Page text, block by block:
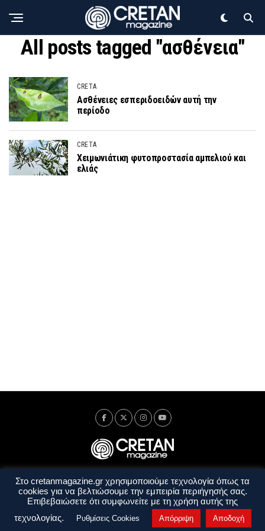
All posts tagged "ασθένεια"
CRETA
Ασθένειες εσπεριδοειδών αυτή την
περίοδο
CRETA
Χειμωνιάτικη φυτοπροστασία αμπελιού και
ελιάς
Ταυτότητα Πολιτική Απορρήτου
Όροι Χρήσης
Όροι και Προϋποθέσεις
Στο cretanmagazine.gr χρησιμοποιούμε τεχνολογία όπως τα
cookies για να βελτιώσουμε την εμπειρία περιήγησής σας.
Επιβεβαιώσετε ότι συμφωνείτε με τη χρήση αυτής της
τεχνολογίας.
Ρυθμίσεις Cookies Απόρριψη Αποδοχή